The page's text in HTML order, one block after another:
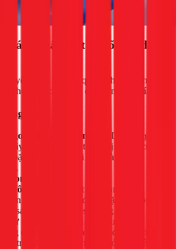
cách nhận biết sự cố mất dây
nhân sẽ giúp quá trình khắc phục
để hơn. Sự cố có thể đến từ nhiều phía:
gặp
ngoài (Từ phía điện lực):
Dây trung
dây hạ thế ngoài cột điện bị đứt do bão,
hoặc do các mối nối lâu ngày bị oxy
trong nhà:
không chặt:
Vít siết dây trung tính
điện tổng, ở công tơ điện hoặc các hộp
sau một thời gian sử dụng.
Sử dụng các thiết bị công suất lớn
đồng đều giữa các pha (trong điện 3 pha)
tải trên dây trung tính, làm nó nóng lên